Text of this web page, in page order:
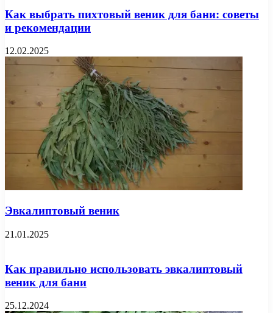
Как выбрать пихтовый веник для бани: советы
и рекомендации
12.02.2025
Эвкалиптовый веник
21.01.2025
Как правильно использовать эвкалиптовый
веник для бани
25.12.2024